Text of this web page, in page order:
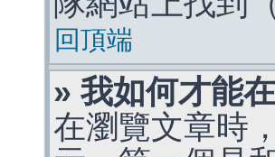
回頂端
» 我如何才能
在瀏覽文章時